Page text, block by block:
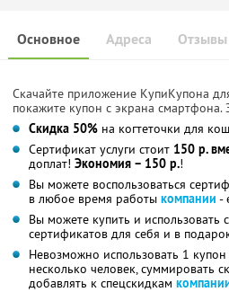
Основное Отзывы
Адреса
Скачайте приложение КупиКупона
покажите купон с экрана смартфона.
Скидка 50% на когтеточки для
Сертификат услуги стоит 150 р.
доплат! Экономия – 150 р.!
Вы можете воспользоваться
в любое время работы компании -
Вы можете купить и использовать
сертификатов для себя и в
Невозможно использовать 1
несколько человек, суммировать
добавлять к спецскидкам